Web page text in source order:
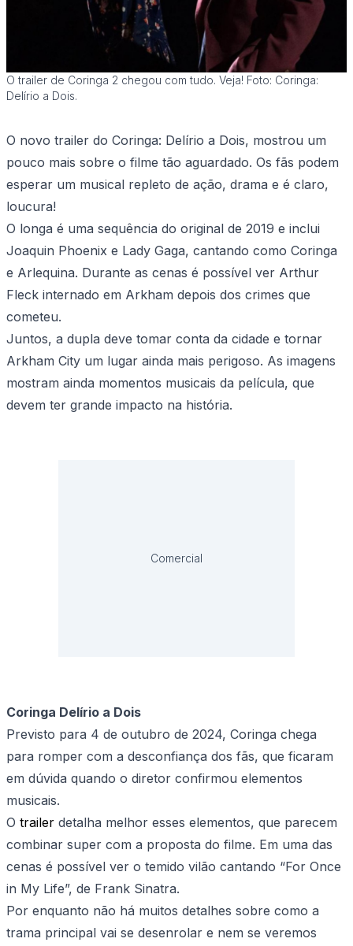
O trailer de Coringa 2 chegou com tudo. Veja! Foto: Coringa:
Delírio a Dois.
O novo trailer do Coringa: Delírio a Dois, mostrou um
pouco mais sobre o filme tão aguardado. Os fãs podem
esperar um musical repleto de ação, drama e é claro,
loucura!
O longa é uma sequência do original de 2019 e inclui
Joaquin Phoenix e Lady Gaga, cantando como Coringa
e Arlequina. Durante as cenas é possível ver Arthur
Fleck internado em Arkham depois dos crimes que
cometeu.
Juntos, a dupla deve tomar conta da cidade e tornar
Arkham City um lugar ainda mais perigoso. As imagens
mostram ainda momentos musicais da película, que
devem ter grande impacto na história.
Comercial
Coringa Delírio a Dois
Previsto para 4 de outubro de 2024, Coringa chega
para romper com a desconfiança dos fãs, que ficaram
em dúvida quando o diretor confirmou elementos
musicais.
O trailer detalha melhor esses elementos, que parecem
combinar super com a proposta do filme. Em uma das
cenas é possível ver o temido vilão cantando “For Once
in My Life”, de Frank Sinatra.
Por enquanto não há muitos detalhes sobre como a
trama principal vai se desenrolar e nem se veremos